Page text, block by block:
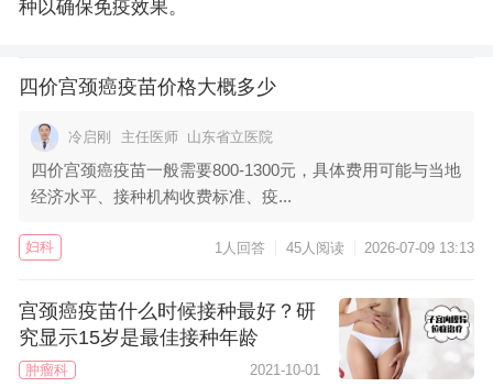
种以确保免疫效果。
四价宫颈癌疫苗价格大概多少
冷启刚 主任医师 山东省立医院
四价宫颈癌疫苗一般需要800-1300元，具体费用可能与当地
经济水平、接种机构收费标准、疫...
妇科 1人回答 45人阅读 2026-07-09 13:13
宫颈癌疫苗什么时候接种最好？研
究显示15岁是最佳接种年龄
肿瘤科 2021-10-01